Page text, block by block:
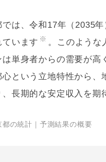
では、令和17年（2035
います ※ 。このような
は単身者からの需要が
心という立地特性から
長期的な安定収入を期
の統計｜予測結果の概要